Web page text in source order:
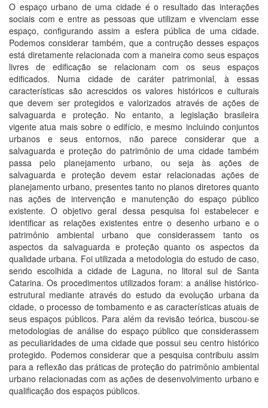
O espaço urbano de uma cidade é o resultado das interações
sociais com e entre as pessoas que utilizam e vivenciam esse
espaço, configurando assim a esfera pública de uma cidade.
Podemos considerar também, que a contrução desses espaços
está diretamente relacionada com a maneira como seus espaços
livres de edificação se relacionam com os seus espaços
edificados. Numa cidade de caráter patrimonial, à essas
características são acrescidos os valores históricos e culturais
que devem ser protegidos e valorizados através de ações de
salvaguarda e proteção. No entanto, a legislação brasileira
vigente atua mais sobre o edifício, e mesmo incluindo conjuntos
urbanos e seus entornos, não parece considerar que a
salvaguarda e proteção do patrimônio de uma cidade também
passa pelo planejamento urbano, ou seja às ações de
salvaguarda e proteção devem estar relacionadas ações de
planejamento urbano, presentes tanto no planos diretores quanto
nas ações de intervenção e manutenção do espaço público
existente. O objetivo geral dessa pesquisa foi estabelecer e
identificar as relações existentes entre o desenho urbano e o
patrimônio ambiental urbano que considerassem tanto os
aspectos da salvaguarda e proteção quanto os aspectos da
qualidade urbana. Foi utilizada a metodologia do estudo de caso,
sendo escolhida a cidade de Laguna, no litoral sul de Santa
Catarina. Os procedimentos utilizados foram: a análise histórico-
estrutural mediante através do estudo da evolução urbana da
cidade, o processo de tombamento e as características atuais de
seus espaços públicos. Para além da revisão teórica, buscou-se
metodologias de análise do espaço público que considerassem
as peculiaridades de uma cidade que possui seu centro histórico
protegido. Podemos considerar que a pesquisa contribuiu assim
para a reflexão das práticas de proteção do patrimônio ambiental
urbano relacionadas com as ações de desenvolvimento urbano e
qualificação dos espaços públicos.